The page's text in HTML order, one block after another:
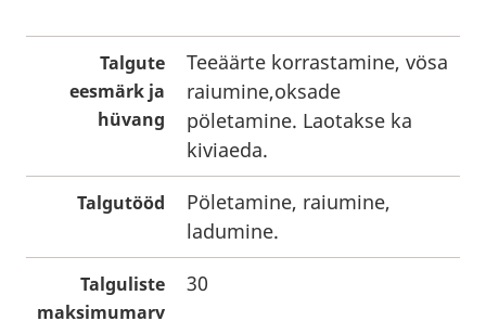
Talgute
eesmärk ja
hüvang
Teeäärte korrastamine, vösa
raiumine,oksade
pöletamine. Laotakse ka
kiviaeda.
Talgutööd
Pöletamine, raiumine,
ladumine.
Talguliste
maksimumarv
30